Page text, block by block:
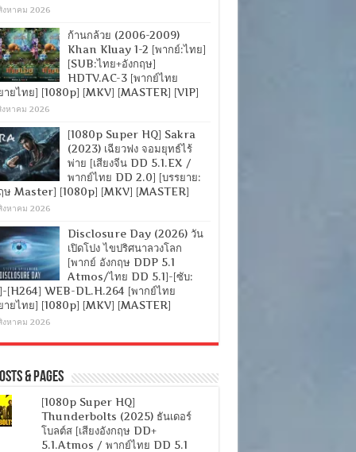
งหาคม 2026
ก้านกล้วย (2006-2009)
Khan Kluay 1-2 [พากย์:ไทย]
[SUB:ไทย+อังกฤษ]
HDTV.AC-3 [พากย์ไทย
ายไทย] [1080p] [MKV] [MASTER] [VIP]
งหาคม 2026
[1080p Super HQ] Sakra
(2023) เฉียวฟง จอมยุทธ์ไร้
พ่าย [เสียงจีน DD 5.1.EX /
พากย์ไทย DD 2.0] [บรรยาย:
ษ Master] [1080p] [MKV] [MASTER]
งหาคม 2026
Disclosure Day (2026) วัน
เปิดโปง ไขปริศนาลวงโลก
[พากย์ อังกฤษ DDP 5.1
Atmos/ไทย DD 5.1]-[ซับ:
[H264] WEB-DL.H.264 [พากย์ไทย
ายไทย] [1080p] [MKV] [MASTER]
งหาคม 2026
& Pages
[1080p Super HQ]
Thunderbolts (2025) ธันเดอร์
โบลต์ส [เสียงอังกฤษ DD+
5.1.Atmos / พากย์ไทย DD 5.1